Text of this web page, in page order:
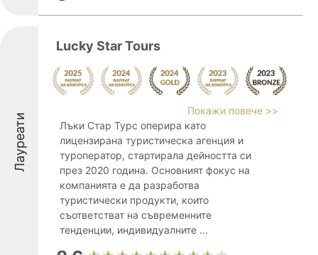
Лауреати
Lucky Star Tours
Покажи повече >>
Лъки Стар Турс оперира като
лицензирана туристическа агенция и
туроператор, стартирала дейността си
през 2020 година. Основният фокус на
компанията е да разработва
туристически продукти, които
съответстват на съвременните
тенденции, индивидуалните ...